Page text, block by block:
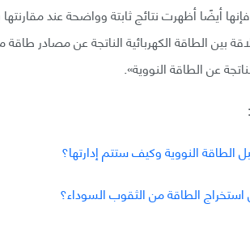
فإنها أيضًا أظهرت نتائج ثابتة وواضحة عند
بين الطاقة الكهربائية الناتجة عن مصادر
عن الطاقة النووية».
الطاقة النووية وكيف ستتم إدارتها؟
الطاقة من الثقوب السوداء؟